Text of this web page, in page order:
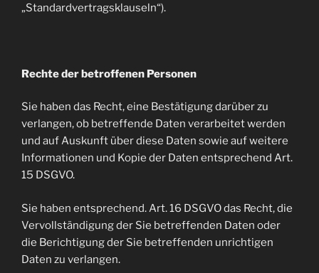
„Standardvertragsklauseln“).
Rechte der betroffenen Personen
Sie haben das Recht, eine Bestätigung darüber zu
verlangen, ob betreffende Daten verarbeitet werden
und auf Auskunft über diese Daten sowie auf weitere
Informationen und Kopie der Daten entsprechend Art.
15 DSGVO.
Sie haben entsprechend. Art. 16 DSGVO das Recht, die
Vervollständigung der Sie betreffenden Daten oder
die Berichtigung der Sie betreffenden unrichtigen
Daten zu verlangen.